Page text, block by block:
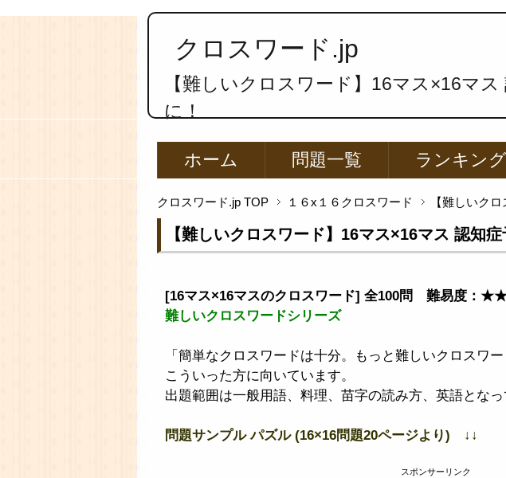
クロスワード.jp
【難しいクロスワード】16マス×16マ
に！
ホーム 問題一覧 ランキング
クロスワード.jp TOP １６x１６クロスワード 【難しいク
【難しいクロスワード】16マス×16マス 認知症
[16マス×16マスのクロスワード] 全100問 難易度
難しいクロスワードシリーズ
「簡単なクロスワードは十分。もっと難しいクロスワー
こういった方に向いています。
出題範囲は一般用語、料理、苗字の読み方、英語となっ
問題サンプル パズル (16×16問題20ページより) ↓↓
スポンサーリンク